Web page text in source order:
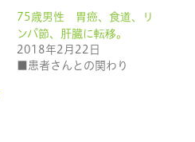
75歳男性 胃癌、食道、リ
ンパ節、肝臓に転移。
2018年2月22日
■患者さんとの関わり